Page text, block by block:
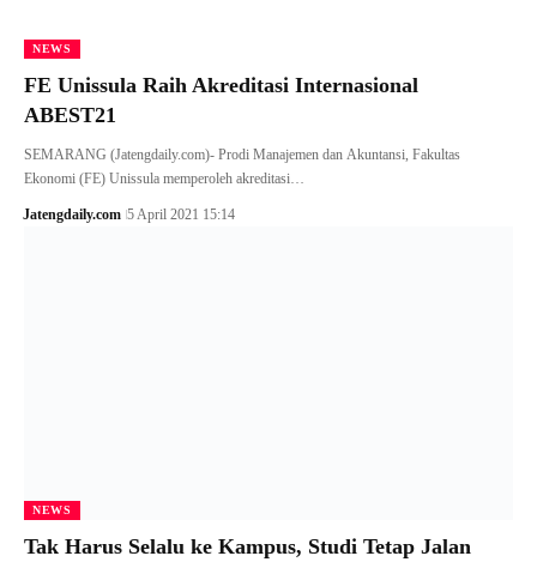
NEWS
FE Unissula Raih Akreditasi Internasional
ABEST21
SEMARANG (Jatengdaily.com)- Prodi Manajemen dan Akuntansi, Fakultas
Ekonomi (FE) Unissula memperoleh akreditasi…
Jatengdaily.com 5 April 2021 15:14
NEWS
Tak Harus Selalu ke Kampus, Studi Tetap Jalan